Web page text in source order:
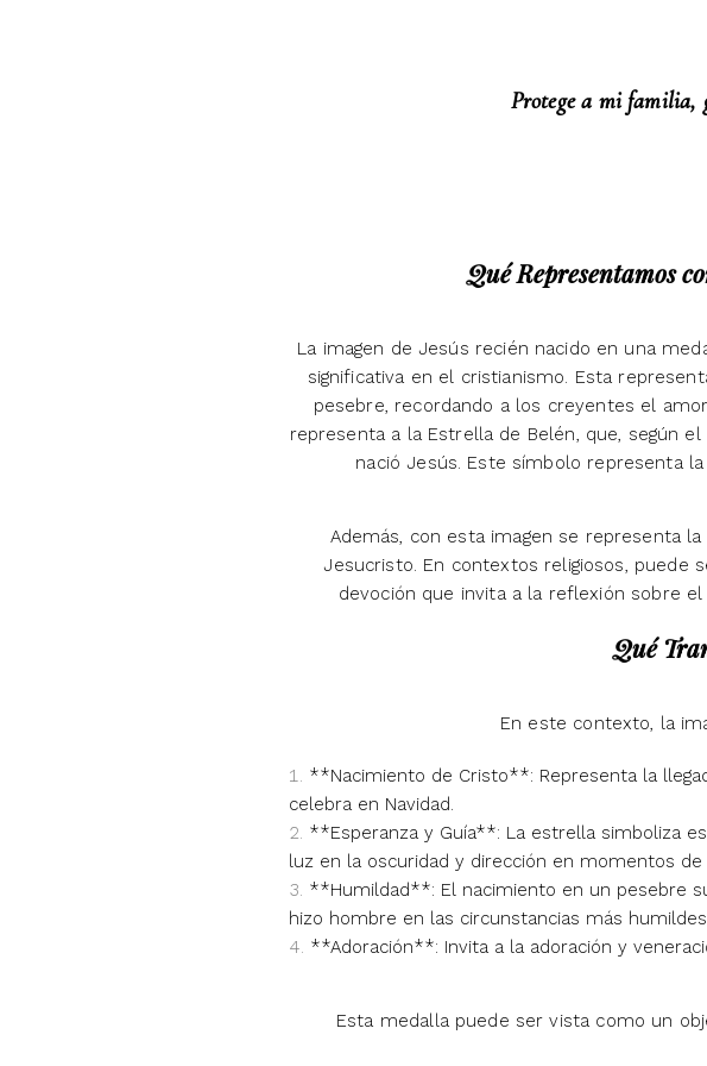
Protege a mi familia,
Qué Representamos
La imagen de Jesús recién nacido en una
significativa en el cristianismo. Esta
pesebre, recordando a los creyentes el
representa a la Estrella de Belén, que, según
nació Jesús. Este símbolo representa
Además, con esta imagen se representa
Jesucristo. En contextos religiosos, puede
devoción que invita a la reflexión sobre
Qué
En este contexto, la
**Nacimiento de Cristo**: Representa la
celebra en Navidad.
**Esperanza y Guía**: La estrella simboliza
luz en la oscuridad y dirección en momentos
**Humildad**: El nacimiento en un pesebre
hizo hombre en las circunstancias más
**Adoración**: Invita a la adoración y
Esta medalla puede ser vista como un